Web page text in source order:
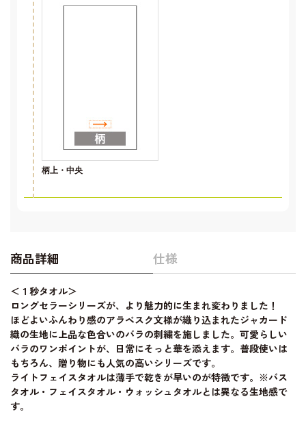
柄上・中央
商品詳細 仕様
＜１秒タオル＞
ロングセラーシリーズが、より魅力的に生まれ変わりました！
ほどよいふんわり感のアラベスク文様が織り込まれたジャカード
織の生地に上品な色合いのバラの刺繍を施しました。可愛らしい
バラのワンポイントが、日常にそっと華を添えます。普段使いは
もちろん、贈り物にも人気の高いシリーズです。
ライトフェイスタオルは薄手で乾きが早いのが特徴です。※バス
タオル・フェイスタオル・ウォッシュタオルとは異なる生地感で
す。